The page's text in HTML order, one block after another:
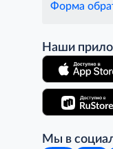
Форма
Наши
Мы в